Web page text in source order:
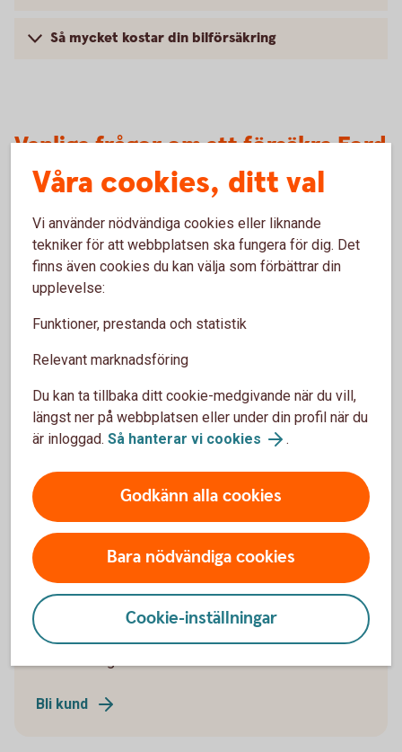
Så mycket kostar din bilförsäkring
Vanliga frågor om att försäkra Ford
Halv, hel eller trafik – vilken försäkring ska jag
Bilförsäkringen som den tidigare ägaren har, när
slutar den gälla?
Gäller försäkringen om jag övningskör med min
Vad kostar det om jag får ett stenskott?
Täcker min försäkring om jag lånar ut bilen?
Vad är vagnskadegaranti?
Välkommen att bli kund
När du blivit kund kan du se pris och teckna
Bli kund
Våra cookies, ditt val
Vi använder nödvändiga cookies eller liknande
tekniker för att webbplatsen ska fungera för dig. Det
finns även cookies du kan välja som förbättrar din
upplevelse:
Funktioner, prestanda och statistik
Relevant marknadsföring
Du kan ta tillbaka ditt cookie-medgivande när du vill,
längst ner på webbplatsen eller under din profil när du
är inloggad. Så hanterar vi cookies .
Godkänn alla cookies
Bara nödvändiga cookies
Cookie-inställningar